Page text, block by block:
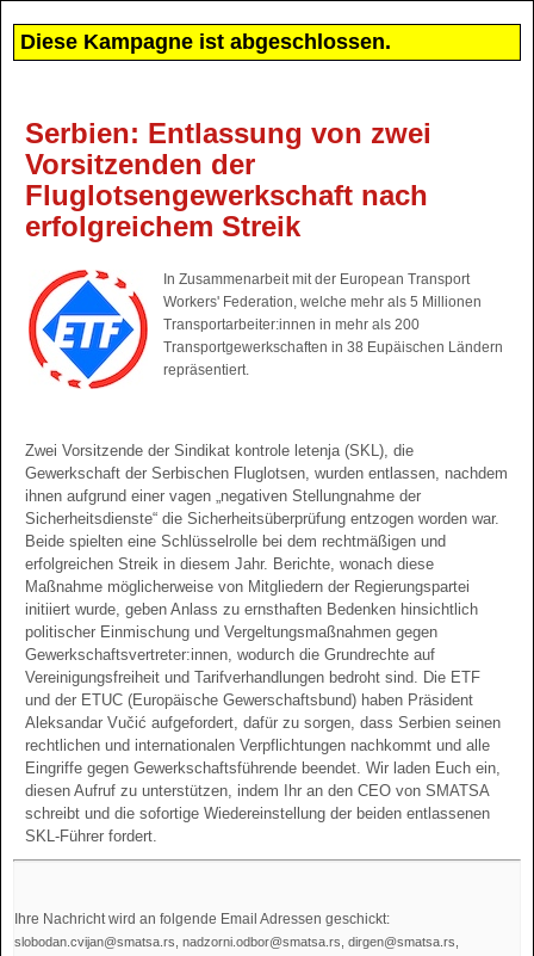
Diese Kampagne ist abgeschlossen.
Serbien: Entlassung von zwei
Vorsitzenden der
Fluglotsengewerkschaft nach
erfolgreichem Streik
In Zusammenarbeit mit der European Transport
Workers' Federation, welche mehr als 5 Millionen
Transportarbeiter:innen in mehr als 200
Transportgewerkschaften in 38 Eupäischen Ländern
repräsentiert.
Zwei Vorsitzende der Sindikat kontrole letenja (SKL), die
Gewerkschaft der Serbischen Fluglotsen, wurden entlassen, nachdem
ihnen aufgrund einer vagen „negativen Stellungnahme der
Sicherheitsdienste“ die Sicherheitsüberprüfung entzogen worden war.
Beide spielten eine Schlüsselrolle bei dem rechtmäßigen und
erfolgreichen Streik in diesem Jahr. Berichte, wonach diese
Maßnahme möglicherweise von Mitgliedern der Regierungspartei
initiiert wurde, geben Anlass zu ernsthaften Bedenken hinsichtlich
politischer Einmischung und Vergeltungsmaßnahmen gegen
Gewerkschaftsvertreter:innen, wodurch die Grundrechte auf
Vereinigungsfreiheit und Tarifverhandlungen bedroht sind. Die ETF
und der ETUC (Europäische Gewerschaftsbund) haben Präsident
Aleksandar Vučić aufgefordert, dafür zu sorgen, dass Serbien seinen
rechtlichen und internationalen Verpflichtungen nachkommt und alle
Eingriffe gegen Gewerkschaftsführende beendet. Wir laden Euch ein,
diesen Aufruf zu unterstützen, indem Ihr an den CEO von SMATSA
schreibt und die sofortige Wiedereinstellung der beiden entlassenen
SKL-Führer fordert.
Ihre Nachricht wird an folgende Email Adressen geschickt:
slobodan.cvijan@smatsa.rs, nadzorni.odbor@smatsa.rs, dirgen@smatsa.rs,